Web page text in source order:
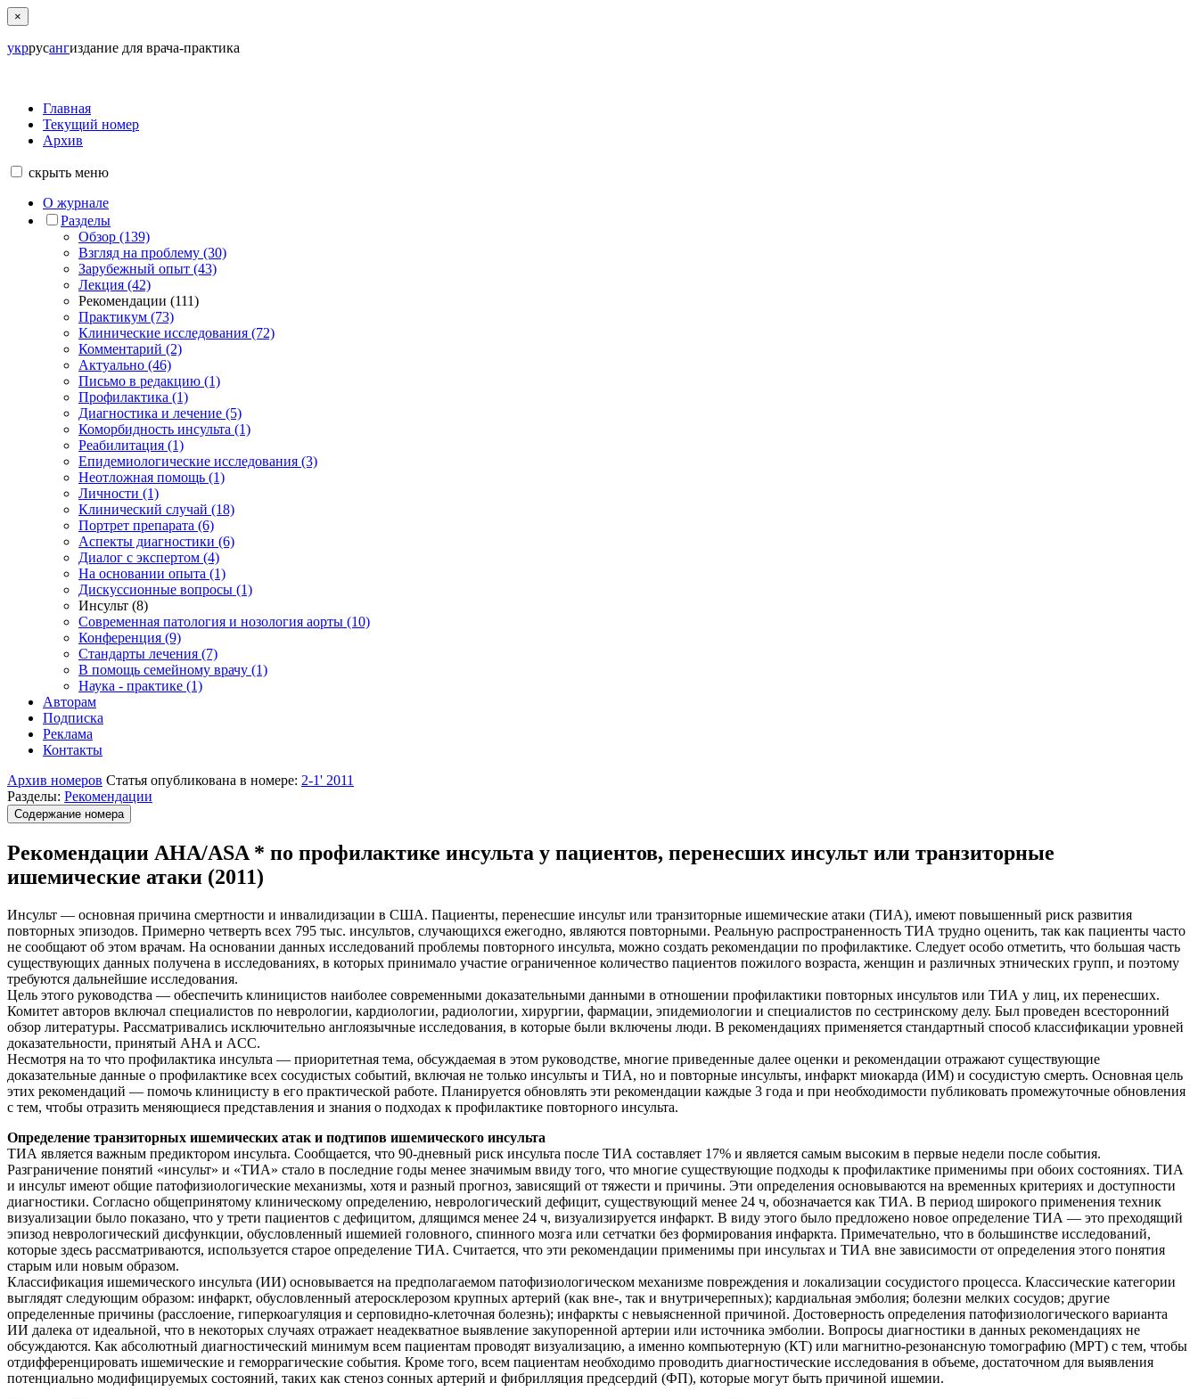
×
укррусангиздание для врача-практика
Главная
Текущий номер
Архив
скрыть меню
О журнале
Разделы
Обзор (139)
Взгляд на проблему (30)
Зарубежный опыт (43)
Лекция (42)
Рекомендации (111)
Практикум (73)
Клинические исследования (72)
Комментарий (2)
Актуально (46)
Письмо в редакцию (1)
Профилактика (1)
Диагностика и лечение (5)
Коморбидность инсульта (1)
Реабилитация (1)
Епидемиологические исследования (3)
Неотложная помощь (1)
Личности (1)
Клинический случай (18)
Портрет препарата (6)
Аспекты диагностики (6)
Диалог с экспертом (4)
На основании опыта (1)
Дискуссионные вопросы (1)
Инсульт (8)
Современная патология и нозология аорты (10)
Конференция (9)
Стандарты лечения (7)
В помощь семейному врачу (1)
Наука - практике (1)
Авторам
Подписка
Реклама
Контакты
Архив номеров Статья опубликована в номере: 2-1' 2011
Разделы: Рекомендации
Содержание номера
Рекомендации AHA/ASA * по профилактике инсульта у пациентов, перенесших инсульт или транзиторные
ишемические атаки (2011)
Инсульт — основная причина смертности и инвалидизации в США. Пациенты, перенесшие инсульт или транзиторные ишемические атаки (ТИА), имеют повышенный риск развития
повторных эпизодов. Примерно четверть всех 795 тыс. инсультов, случающихся ежегодно, являются повторными. Реальную распространенность ТИА трудно оценить, так как пациенты часто
не сообщают об этом врачам. На основании данных исследований проблемы повторного инсульта, можно создать рекомендации по профилактике. Следует особо отметить, что большая часть
существующих данных получена в исследованиях, в которых принимало участие ограниченное количество пациентов пожилого возраста, женщин и различных этнических групп, и поэтому
требуются дальнейшие исследования.
Цель этого руководства — обеспечить клиницистов наиболее современными доказательными данными в отношении профилактики повторных инсультов или ТИА у лиц, их перенесших.
Комитет авторов включал специалистов по неврологии, кардиологии, радиологии, хирургии, фармации, эпидемиологии и специалистов по сестринскому делу. Был проведен всесторонний
обзор литературы. Рассматривались исключительно англоязычные исследования, в которые были включены люди. В рекомендациях применяется стандартный способ классификации уровней
доказательности, принятый AHA и ACC.
Несмотря на то что профилактика инсульта — приоритетная тема, обсуждаемая в этом руководстве, многие приведенные далее оценки и рекомендации отражают существующие
доказательные данные о профилактике всех сосудистых событий, включая не только инсульты и ТИА, но и повторные инсульты, инфаркт миокарда (ИМ) и сосудистую смерть. Основная цель
этих рекомендаций — помочь клиницисту в его практической работе. Планируется обновлять эти рекомендации каждые 3 года и при необходимости публиковать промежуточные обновления
с тем, чтобы отразить меняющиеся представления и знания о подходах к профилактике повторного инсульта.
Определение транзиторных ишемических атак и подтипов ишемического инсульта
ТИА является важным предиктором инсульта. Сообщается, что 90-дневный риск инсульта после ТИА составляет 17% и является самым высоким в первые недели после события.
Разграничение понятий «инсульт» и «ТИА» стало в последние годы менее значимым ввиду того, что многие существующие подходы к профилактике применимы при обоих состояниях. ТИА
и инсульт имеют общие патофизиологические механизмы, хотя и разный прогноз, зависящий от тяжести и причины. Эти определения основываются на временных критериях и доступности
диагностики. Согласно общепринятому клиническому определению, неврологический дефицит, существующий менее 24 ч, обозначается как ТИА. В период широкого применения техник
визуализации было показано, что у трети пациентов с дефицитом, длящимся менее 24 ч, визуализируется инфаркт. В виду этого было предложено новое определение ТИА — это преходящий
эпизод неврологический дисфункции, обусловленный ишемией головного, спинного мозга или сетчатки без формирования инфаркта. Примечательно, что в большинстве исследований,
которые здесь рассматриваются, используется старое определение ТИА. Считается, что эти рекомендации применимы при инсультах и ТИА вне зависимости от определения этого понятия
старым или новым образом.
Классификация ишемического инсульта (ИИ) основывается на предполагаемом патофизиологическом механизме повреждения и локализации сосудистого процесса. Классические категории
выглядят следующим образом: инфаркт, обусловленный атеросклерозом крупных артерий (как вне-, так и внутричерепных); кардиальная эмболия; болезни мелких сосудов; другие
определенные причины (расслоение, гиперкоагуляция и серповидно-клеточная болезнь); инфаркты с невыясненной причиной. Достоверность определения патофизиологического варианта
ИИ далека от идеальной, что в некоторых случаях отражает неадекватное выявление закупоренной артерии или источника эмболии. Вопросы диагностики в данных рекомендациях не
обсуждаются. Как абсолютный диагностический минимум всем пациентам проводят визуализацию, а именно компьютерную (КТ) или магнитно-резонансную томографию (МРТ) с тем, чтобы
отдифференцировать ишемические и геморрагические события. Кроме того, всем пациентам необходимо проводить диагностические исследования в объеме, достаточном для выявления
потенциально модифицируемых состояний, таких как стеноз сонных артерий и фибрилляция предсердий (ФП), которые могут быть причиной ишемии.